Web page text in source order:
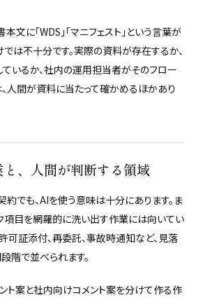
文に「WDS」「マニフェスト」という言葉が
は不十分です。実際の資料が存在するか、
いるか、社内の運用担当者がそのフロー
人間が資料に当たって確かめるほかあり
、人間が判断する領域
でも、AIを使う意味は十分にあります。ま
項目を網羅的に洗い出す作業には向いてい
可証添付、再委託、事故時通知など、見落
階で並べられます。
ト案と社内向けコメント案を分けて作る作